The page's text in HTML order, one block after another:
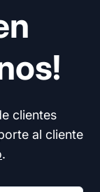
clientes
al cliente
.